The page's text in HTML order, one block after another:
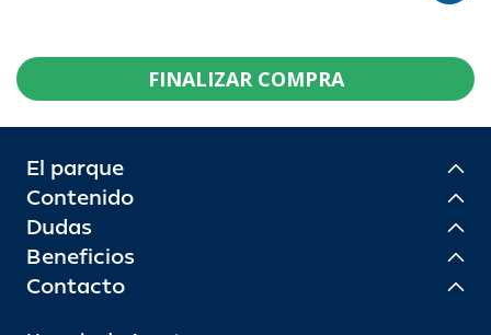
FINALIZAR COMPRA
El parque
Contenido
Dudas
Beneficios
Contacto